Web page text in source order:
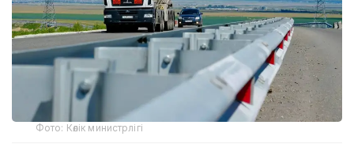
Фото: Көлік министрлігі